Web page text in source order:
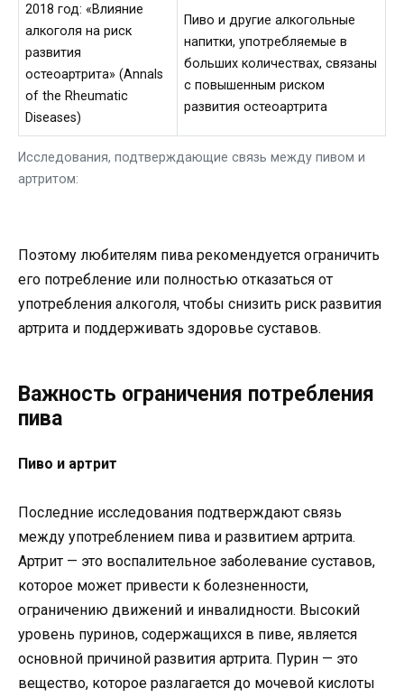
Исследования, подтверждающие связь между пивом и
артритом:
2018 год: «Влияние
алкоголя на риск
развития
остеоартрита» (Annals
of the Rheumatic
Diseases)
Пиво и другие алкогольные
напитки, употребляемые в
больших количествах, связаны
с повышенным риском
развития остеоартрита
Поэтому любителям пива рекомендуется ограничить
его потребление или полностью отказаться от
употребления алкоголя, чтобы снизить риск развития
артрита и поддерживать здоровье суставов.
Важность ограничения потребления
пива
Пиво и артрит
Последние исследования подтверждают связь
между употреблением пива и развитием артрита.
Артрит — это воспалительное заболевание суставов,
которое может привести к болезненности,
ограничению движений и инвалидности. Высокий
уровень пуринов, содержащихся в пиве, является
основной причиной развития артрита. Пурин — это
вещество, которое разлагается до мочевой кислоты